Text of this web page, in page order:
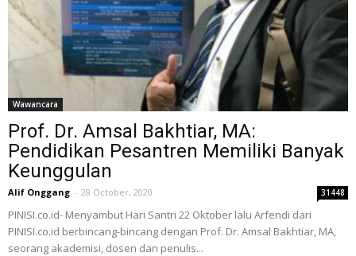
Wawancara
Prof. Dr. Amsal Bakhtiar, MA:
Pendidikan Pesantren Memiliki Banyak
Keunggulan
Alif Onggang - 28 October, 2020 31448
PINISI.co.id- Menyambut Hari Santri 22 Oktober lalu Arfendi dari
PINISI.co.id berbincang-bincang dengan Prof. Dr. Amsal Bakhtiar, MA,
seorang akademisi, dosen dan penulis...